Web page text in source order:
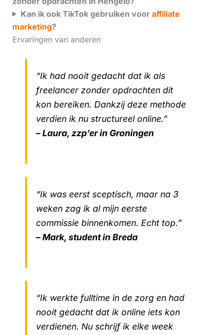
Kan ik ook TikTok gebruiken voor affiliate
marketing?
Ervaringen van anderen
“Ik had nooit gedacht dat ik als
freelancer zonder opdrachten dit
kon bereiken. Dankzij deze methode
verdien ik nu structureel online.”
– Laura, zzp’er in Groningen
“Ik was eerst sceptisch, maar na 3
weken zag ik al mijn eerste
commissie binnenkomen. Echt top.”
– Mark, student in Breda
“Ik werkte fulltime in de zorg en had
nooit gedacht dat ik online iets kon
verdienen. Nu schrijf ik elke week